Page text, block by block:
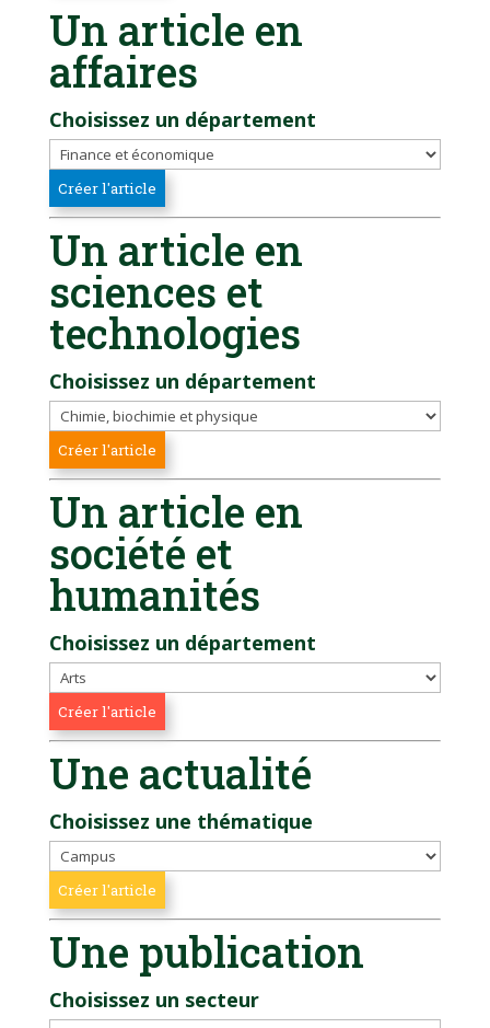
Un article en
affaires
Choisissez un département
Un article en
sciences et
technologies
Choisissez un département
Un article en
société et
humanités
Choisissez un département
Une actualité
Choisissez une thématique
Une publication
Choisissez un secteur